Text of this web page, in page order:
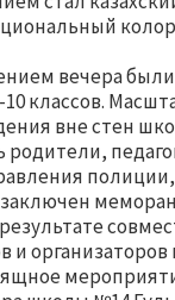
вечера
классов.
вне стен
родители,
заключен
и